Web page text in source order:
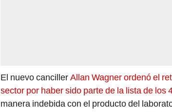
El nuevo cancillerAllan Wagnerordenó el
sector por haber sido parte de la lista de los
manera indebida con el producto del